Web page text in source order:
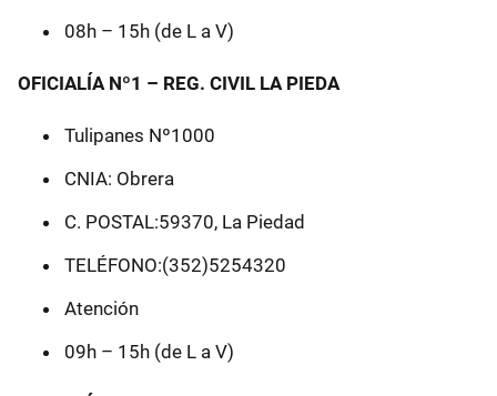
08h – 15h (de L a V)
OFICIALÍA Nº1 – REG. CIVIL LA PIEDA
Tulipanes Nº1000
CNIA: Obrera
C. POSTAL:59370, La Piedad
TELÉFONO:(352)5254320
Atención
09h – 15h (de L a V)